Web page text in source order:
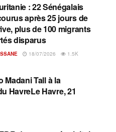
: 22 Sénégalais
après 25 jours de
plus de 100 migrants
disparus
18/07/2026 1.5K
Madani Tall à la
HavreLe Havre, 21